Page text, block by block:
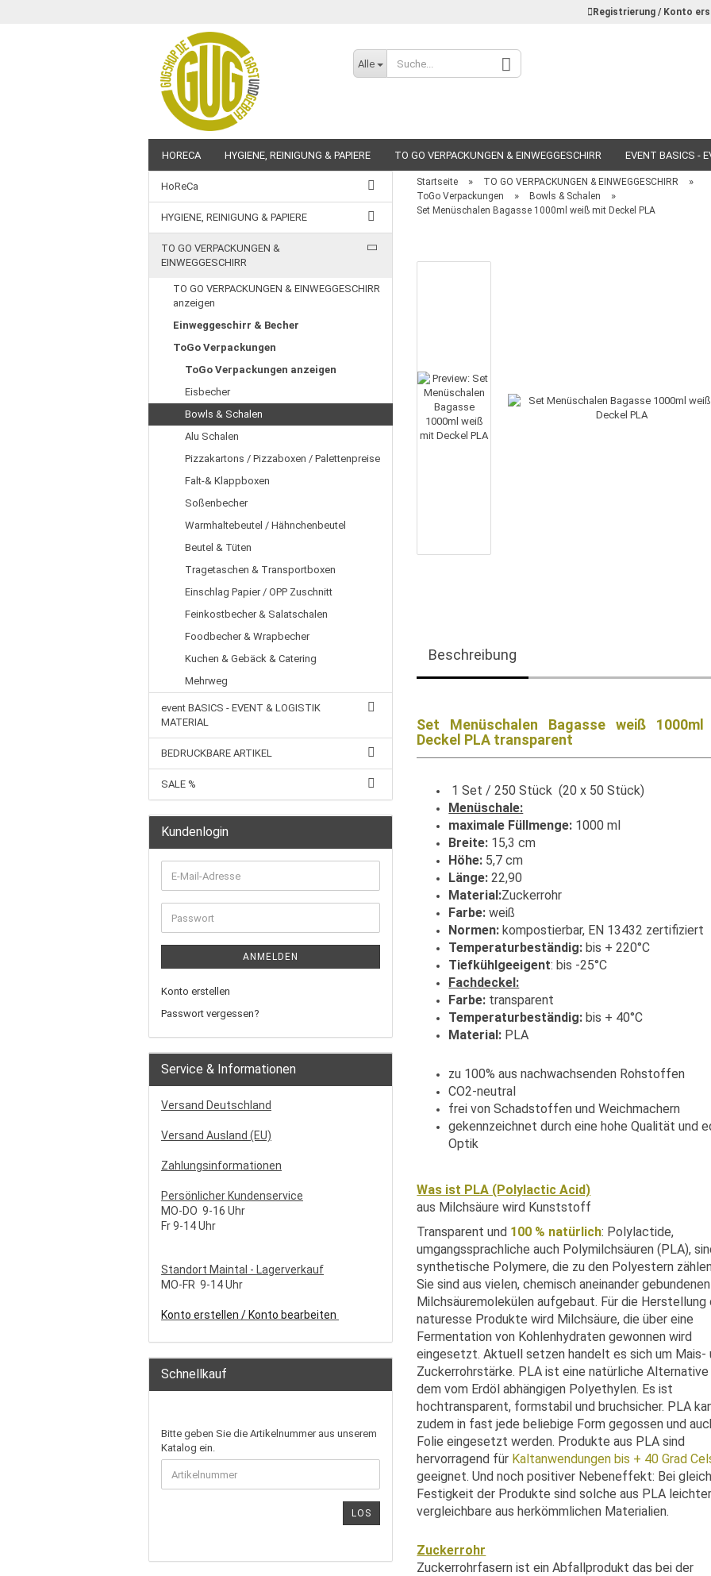
Registrierung / Konto
Alle
HORECA HYGIENE, REINIGUNG & PAPIERE TO GO VERPACKUNGEN & EINWEGGESCHIRR EVENT BASICS -
BEDRUCKBARE ARTIKEL Startseite » TO GO VERPACKUNGEN & EINWEGGESCHIRR »
ToGo Verpackungen » Bowls & Schalen »
Set Menüschalen Bagasse 1000ml weiß mit Deckel PLA
Beschreibung
Set Menüschalen Bagasse weiß
Deckel PLA transparent
1 Set / 250 Stück (20 x 50 Stück)
Menüschale:
maximale Füllmenge: 1000 ml
Breite: 15,3 cm
Höhe: 5,7 cm
Länge: 22,90
Material:Zuckerrohr
Farbe: weiß
Normen: kompostierbar, EN 13432 zertifiziert
Temperaturbeständig: bis + 220°C
Tiefkühlgeeigent: bis -25°C
Fachdeckel:
Farbe: transparent
Temperaturbeständig: bis + 40°C
Material: PLA
zu 100% aus nachwachsenden Rohstoffen
CO2-neutral
frei von Schadstoffen und Weichmachern
gekennzeichnet durch eine hohe Qualität und
Optik
Was ist PLA (Polylactic Acid)
aus Milchsäure wird Kunststoff
Transparent und 100 % natürlich: Polylactide,
umgangssprachliche auch Polymilchsäuren (PLA),
synthetische Polymere, die zu den Polyestern
Sie sind aus vielen, chemisch aneinander gebundenen
Milchsäuremolekülen aufgebaut. Für die Herstellung
naturesse Produkte wird Milchsäure, die über eine
Fermentation von Kohlenhydraten gewonnen wird
eingesetzt. Aktuell setzen handelt es sich um Mais-
Zuckerrohrstärke. PLA ist eine natürliche Alternative
dem vom Erdöl abhängigen Polyethylen. Es ist
hochtransparent, formstabil und bruchsicher. PLA
zudem in fast jede beliebige Form gegossen und
Folie eingesetzt werden. Produkte aus PLA sind
hervorragend für Kaltanwendungen bis + 40 Grad
geeignet. Und noch positiver Nebeneffekt: Bei
Festigkeit der Produkte sind solche aus PLA
vergleichbare aus herkömmlichen Materialien.
Zuckerrohr
Zuckerrohrfasern ist ein Abfallprodukt das bei der
HoReCa
HYGIENE, REINIGUNG & PAPIERE
TO GO VERPACKUNGEN &
EINWEGGESCHIRR
TO GO VERPACKUNGEN & EINWEGGESCHIRR
anzeigen
Einweggeschirr & Becher
ToGo Verpackungen
ToGo Verpackungen anzeigen
Eisbecher
Bowls & Schalen
Alu Schalen
Pizzakartons / Pizzaboxen / Palettenpreise
Falt-& Klappboxen
Soßenbecher
Warmhaltebeutel / Hähnchenbeutel
Beutel & Tüten
Tragetaschen & Transportboxen
Einschlag Papier / OPP Zuschnitt
Feinkostbecher & Salatschalen
Foodbecher & Wrapbecher
Kuchen & Gebäck & Catering
Mehrweg
event BASICS - EVENT & LOGISTIK
MATERIAL
BEDRUCKBARE ARTIKEL
SALE %
Kundenlogin
ANMELDEN
Konto erstellen
Passwort vergessen?
Service & Informationen
Versand Deutschland
Versand Ausland (EU)
Zahlungsinformationen
Persönlicher Kundenservice
MO-DO 9-16 Uhr
Fr 9-14 Uhr
Standort Maintal - Lagerverkauf
MO-FR 9-14 Uhr
Konto erstellen / Konto bearbeiten
Schnellkauf
Bitte geben Sie die Artikelnummer aus unserem
Katalog ein.
LOS